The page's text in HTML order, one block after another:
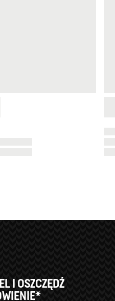
I OSZCZĘDŹ